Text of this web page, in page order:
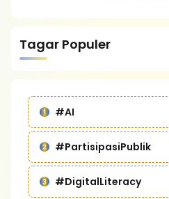
Tagar Populer
#AI
#PartisipasiPublik
#DigitalLiteracy